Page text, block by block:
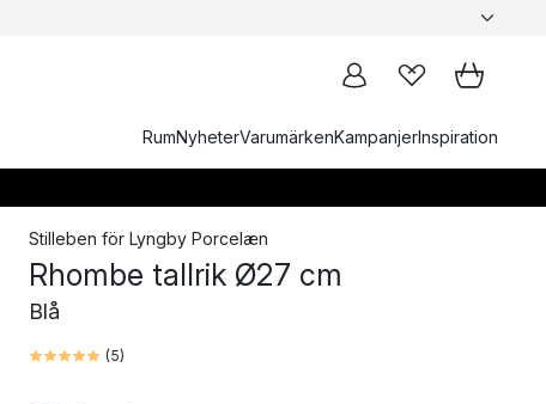
RumNyheterVarumärkenKampanjerInspiration
Stilleben för Lyngby Porcelæn
Rhombe tallrik Ø27 cm
Blå
(5)